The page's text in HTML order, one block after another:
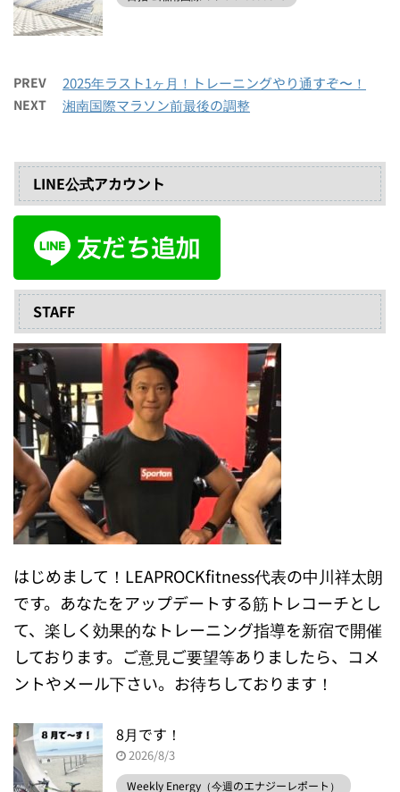
PREV 2025年ラスト1ヶ月！トレーニングやり通すぞ〜！
NEXT 湘南国際マラソン前最後の調整
LINE公式アカウント
STAFF
はじめまして！LEAPROCKfitness代表の中川祥太朗
です。あなたをアップデートする筋トレコーチとし
て、楽しく効果的なトレーニング指導を新宿で開催
しております。ご意見ご要望等ありましたら、コメ
ントやメール下さい。お待ちしております！
8月です！
2026/8/3
Weekly Energy（今週のエナジーレポート）